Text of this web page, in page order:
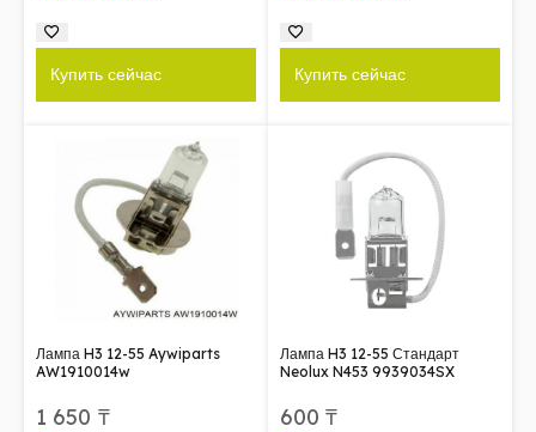
Купить сейчас Купить сейчас
Лампа H3 12-55 Aywiparts
AW1910014w
1 650 ₸
Лампа H3 12-55 Стандарт
Neolux N453 9939034SX
600₸